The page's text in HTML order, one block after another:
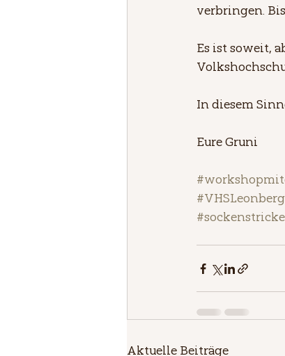
verbringen.
Es ist soweit,
In diesem
Eure Gruni
#VHSLeonberg
Aktuelle Beiträge